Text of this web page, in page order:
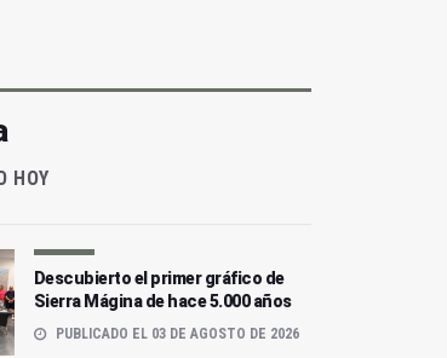
HOY
Descubierto el primer gráfico de
Sierra Mágina de hace 5.000 años
PUBLICADO EL 03 DE AGOSTO DE 2026